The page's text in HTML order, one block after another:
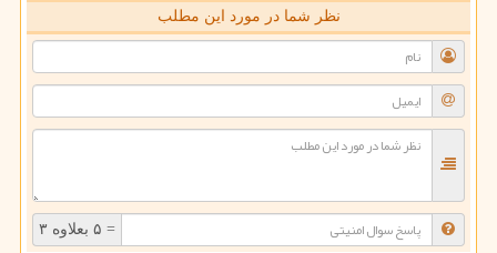
نظر شما در مورد این مطلب
= ۵ بعلاوه ۳